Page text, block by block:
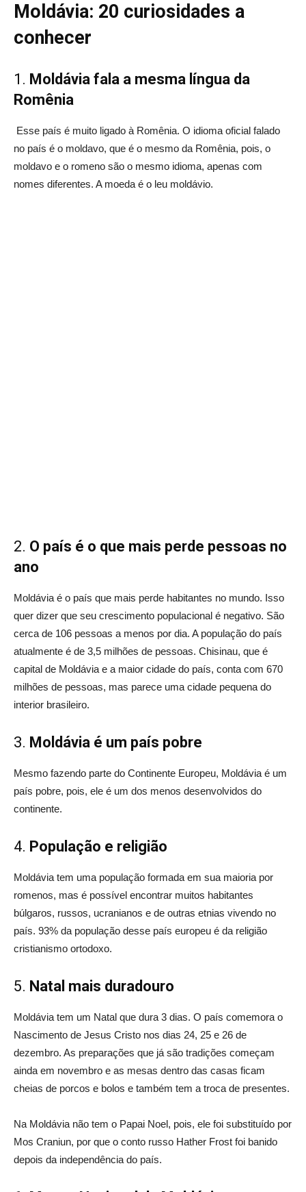
Moldávia: 20 curiosidades a
conhecer
1. Moldávia fala a mesma língua da
Romênia
Esse país é muito ligado à Romênia. O idioma oficial falado
no país é o moldavo, que é o mesmo da Romênia, pois, o
moldavo e o romeno são o mesmo idioma, apenas com
nomes diferentes. A moeda é o leu moldávio.
2. O país é o que mais perde pessoas no
ano
Moldávia é o país que mais perde habitantes no mundo. Isso
quer dizer que seu crescimento populacional é negativo. São
cerca de 106 pessoas a menos por dia. A população do país
atualmente é de 3,5 milhões de pessoas. Chisinau, que é
capital de Moldávia e a maior cidade do país, conta com 670
milhões de pessoas, mas parece uma cidade pequena do
interior brasileiro.
3. Moldávia é um país pobre
Mesmo fazendo parte do Continente Europeu, Moldávia é um
país pobre, pois, ele é um dos menos desenvolvidos do
continente.
4. População e religião
Moldávia tem uma população formada em sua maioria por
romenos, mas é possível encontrar muitos habitantes
búlgaros, russos, ucranianos e de outras etnias vivendo no
país. 93% da população desse país europeu é da religião
cristianismo ortodoxo.
5. Natal mais duradouro
Moldávia tem um Natal que dura 3 dias. O país comemora o
Nascimento de Jesus Cristo nos dias 24, 25 e 26 de
dezembro. As preparações que já são tradições começam
ainda em novembro e as mesas dentro das casas ficam
cheias de porcos e bolos e também tem a troca de presentes.
Na Moldávia não tem o Papai Noel, pois, ele foi substituído por
Mos Craniun, por que o conto russo Hather Frost foi banido
depois da independência do país.